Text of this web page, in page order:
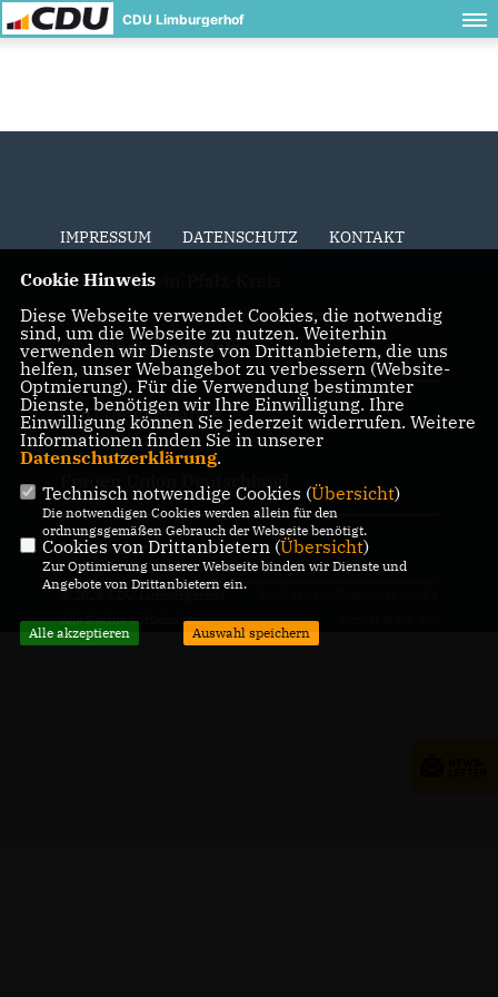
CDU Limburgerhof
IMPRESSUM DATENSCHUTZ KONTAKT
CDU im Rhein-Pfalz-Kreis
CDU Rheinland-Pfalz
CDU Deutschlands
Frauen Union Deutschland
Mitgliederbereich
© 2026 CDU Limburgerhof
Alle Rechte vorbehalten.
Cookie Hinweis
Diese Webseite verwendet Cookies, die notwendig
sind, um die Webseite zu nutzen. Weiterhin
verwenden wir Dienste von Drittanbietern, die uns
helfen, unser Webangebot zu verbessern (Website-
Optmierung). Für die Verwendung bestimmter
Dienste, benötigen wir Ihre Einwilligung. Ihre
Einwilligung können Sie jederzeit widerrufen. Weitere
Informationen finden Sie in unserer
Datenschutzerklärung.
Technisch notwendige Cookies (Übersicht)
Die notwendigen Cookies werden allein für den
ordnungsgemäßen Gebrauch der Webseite benötigt.
Cookies von Drittanbietern (Übersicht)
Zur Optimierung unserer Webseite binden wir Dienste und
Angebote von Drittanbietern ein.
Alle akzeptieren Auswahl speichern